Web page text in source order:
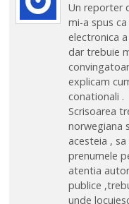
Un reporter
mi-a spus
electronica
dar trebuie
explicam
conationali .
Scrisoarea
norwegiana
acesteia ,
prenumele
atentia
publice
unde